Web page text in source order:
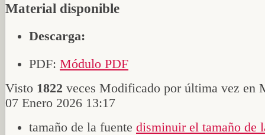
Material disponible
Descarga:
PDF: Módulo PDF
Visto 1822 veces Modificado por última vez en
07 Enero 2026 13:17
tamaño de la fuente disminuir el tamaño de